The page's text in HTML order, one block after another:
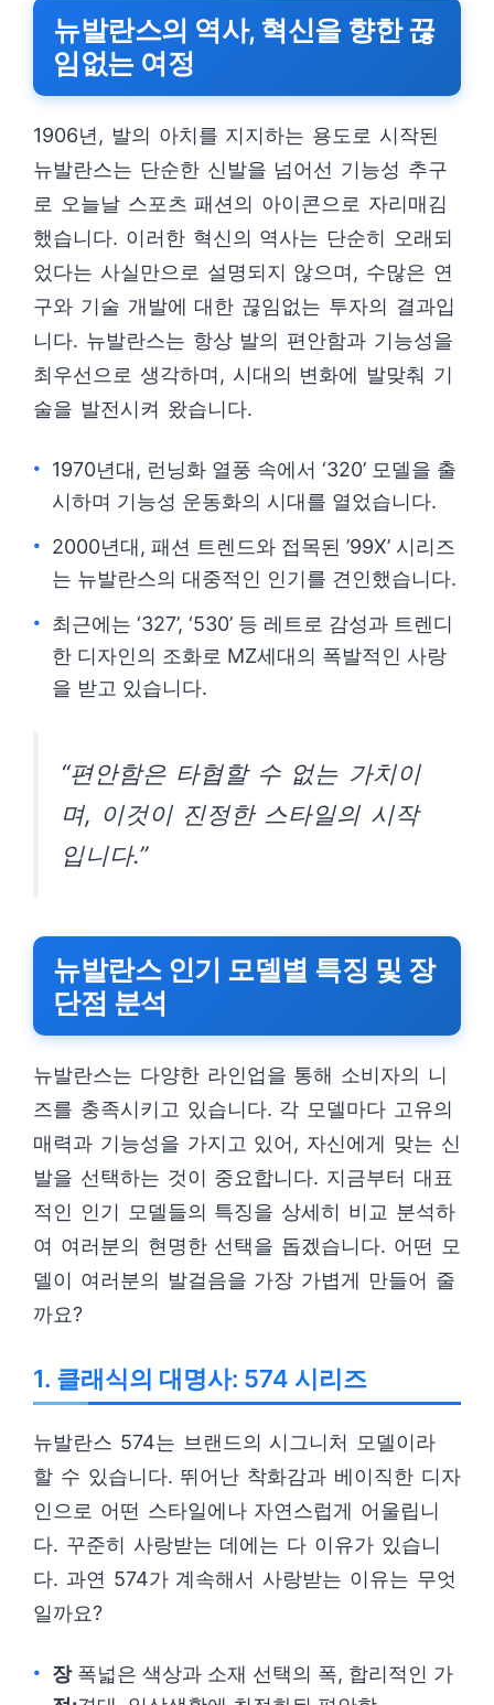
뉴발란스의 역사, 혁신을 향한 끊
임없는 여정
1906년, 발의 아치를 지지하는 용도로 시작된
뉴발란스는 단순한 신발을 넘어선 기능성 추구
로 오늘날 스포츠 패션의 아이콘으로 자리매김
했습니다. 이러한 혁신의 역사는 단순히 오래되
었다는 사실만으로 설명되지 않으며, 수많은 연
구와 기술 개발에 대한 끊임없는 투자의 결과입
니다. 뉴발란스는 항상 발의 편안함과 기능성을
최우선으로 생각하며, 시대의 변화에 발맞춰 기
술을 발전시켜 왔습니다.
1970년대, 런닝화 열풍 속에서 ‘320’ 모델을 출
시하며 기능성 운동화의 시대를 열었습니다.
2000년대, 패션 트렌드와 접목된 ’99X’ 시리즈
는 뉴발란스의 대중적인 인기를 견인했습니다.
최근에는 ‘327’, ‘530’ 등 레트로 감성과 트렌디
한 디자인의 조화로 MZ세대의 폭발적인 사랑
을 받고 있습니다.
“편안함은 타협할 수 없는 가치이
며, 이것이 진정한 스타일의 시작
입니다.”
뉴발란스 인기 모델별 특징 및 장
단점 분석
뉴발란스는 다양한 라인업을 통해 소비자의 니
즈를 충족시키고 있습니다. 각 모델마다 고유의
매력과 기능성을 가지고 있어, 자신에게 맞는 신
발을 선택하는 것이 중요합니다. 지금부터 대표
적인 인기 모델들의 특징을 상세히 비교 분석하
여 여러분의 현명한 선택을 돕겠습니다. 어떤 모
델이 여러분의 발걸음을 가장 가볍게 만들어 줄
까요?
1. 클래식의 대명사: 574 시리즈
뉴발란스 574는 브랜드의 시그니처 모델이라
할 수 있습니다. 뛰어난 착화감과 베이직한 디자
인으로 어떤 스타일에나 자연스럽게 어울립니
다. 꾸준히 사랑받는 데에는 다 이유가 있습니
다. 과연 574가 계속해서 사랑받는 이유는 무엇
일까요?
장 폭넓은 색상과 소재 선택의 폭, 합리적인 가